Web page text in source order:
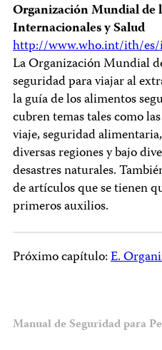
Organización Mundial de
Internacionales y Salud
http://www.who.int/ith/
La Organización Mundial
seguridad para viajar al
la guía de los alimentos
cubren temas tales como
viaje, seguridad
diversas regiones y bajo
desastres naturales.
de artículos que se tienen
primeros auxilios.
Próximo capítulo:E.
Manual de Seguridad para